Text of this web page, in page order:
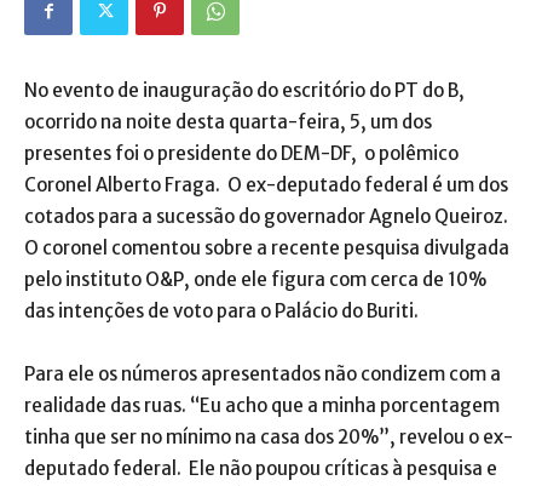
No evento de inauguração do escritório do PT do B,
ocorrido na noite desta quarta-feira, 5, um dos
presentes foi o presidente do DEM-DF, o polêmico
Coronel Alberto Fraga. O ex-deputado federal é um dos
cotados para a sucessão do governador Agnelo Queiroz.
O coronel comentou sobre a recente pesquisa divulgada
pelo instituto O&P, onde ele figura com cerca de 10%
das intenções de voto para o Palácio do Buriti.
Para ele os números apresentados não condizem com a
realidade das ruas. “Eu acho que a minha porcentagem
tinha que ser no mínimo na casa dos 20%”, revelou o ex-
deputado federal. Ele não poupou críticas à pesquisa e